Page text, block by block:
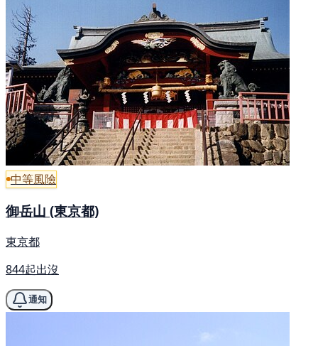
中等風險
御岳山 (東京都)
東京都
844起出沒
通知